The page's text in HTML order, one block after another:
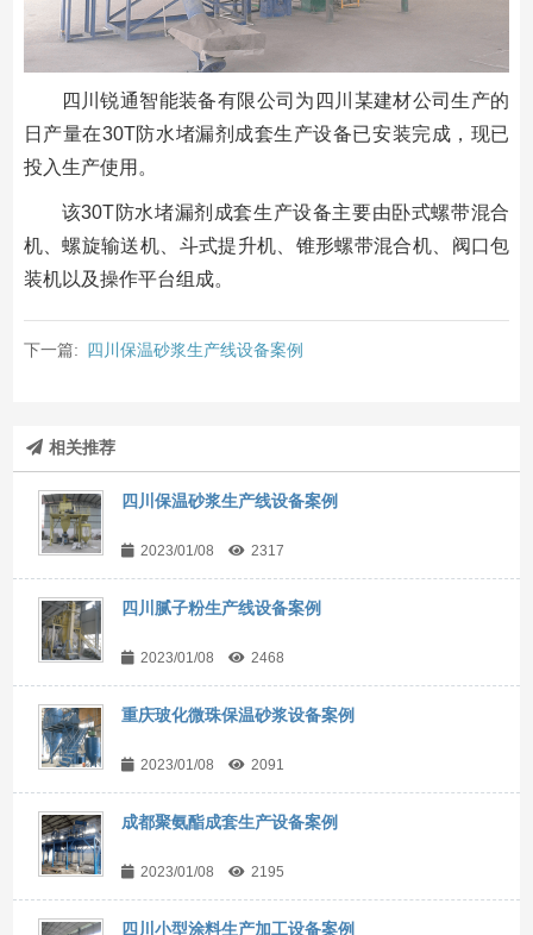
四川锐通智能装备有限公司为四川某建材公司生产的
日产量在30T防水堵漏剂成套生产设备已安装完成，现已
投入生产使用。
该30T防水堵漏剂成套生产设备主要由卧式螺带混合
机、螺旋输送机、斗式提升机、锥形螺带混合机、阀口包
装机以及操作平台组成。
下一篇: 四川保温砂浆生产线设备案例
相关推荐
四川保温砂浆生产线设备案例
2023/01/08 2317
四川腻子粉生产线设备案例
2023/01/08 2468
重庆玻化微珠保温砂浆设备案例
2023/01/08 2091
成都聚氨酯成套生产设备案例
2023/01/08 2195
四川小型涂料生产加工设备案例